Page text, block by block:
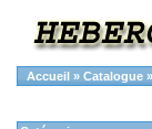
Accueil » Catalogue »